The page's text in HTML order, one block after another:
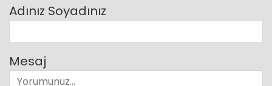
Adınız Soyadınız
Mesaj